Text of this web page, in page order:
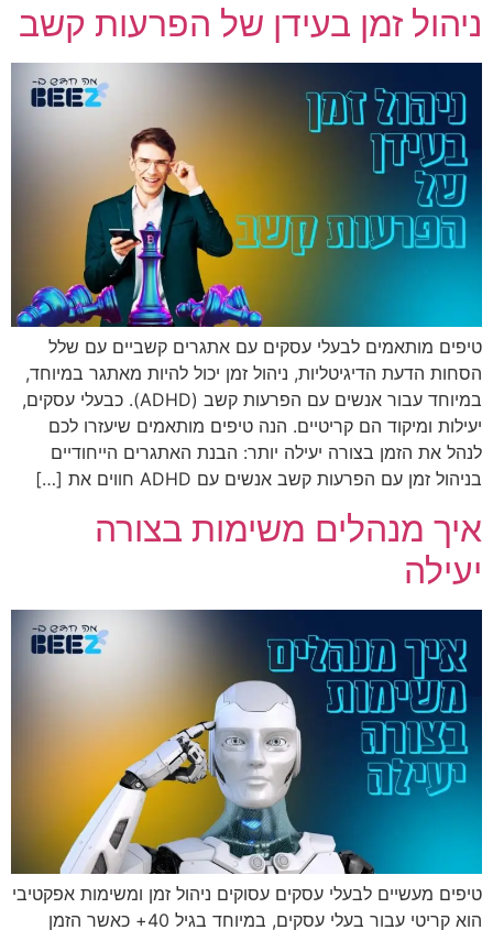
ניהול זמן בעידן של הפרעות קשב
טיפים מותאמים לבעלי עסקים עם אתגרים קשביים עם שלל
הסחות הדעת הדיגיטליות, ניהול זמן יכול להיות מאתגר במיוחד,
במיוחד עבור אנשים עם הפרעות קשב (ADHD). כבעלי עסקים,
יעילות ומיקוד הם קריטיים. הנה טיפים מותאמים שיעזרו לכם
לנהל את הזמן בצורה יעילה יותר: הבנת האתגרים הייחודיים
בניהול זמן עם הפרעות קשב אנשים עם ADHD חווים את […]
איך מנהלים משימות בצורה
יעילה
טיפים מעשיים לבעלי עסקים עסוקים ניהול זמן ומשימות אפקטיבי
הוא קריטי עבור בעלי עסקים, במיוחד בגיל 40+ כאשר הזמן